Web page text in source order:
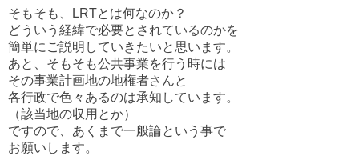
そもそも、LRTとは何なのか？
どういう経緯で必要とされているのかを
簡単にご説明していきたいと思います。
あと、そもそも公共事業を行う時には
その事業計画地の地権者さんと
各行政で色々あるのは承知しています。
（該当地の収用とか）
ですので、あくまで一般論という事で
お願いします。